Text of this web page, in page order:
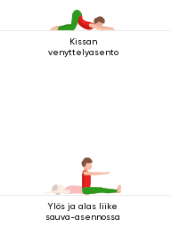
Kissan
venyttelyasento
Ylös ja alas liike
sauva-asennossa